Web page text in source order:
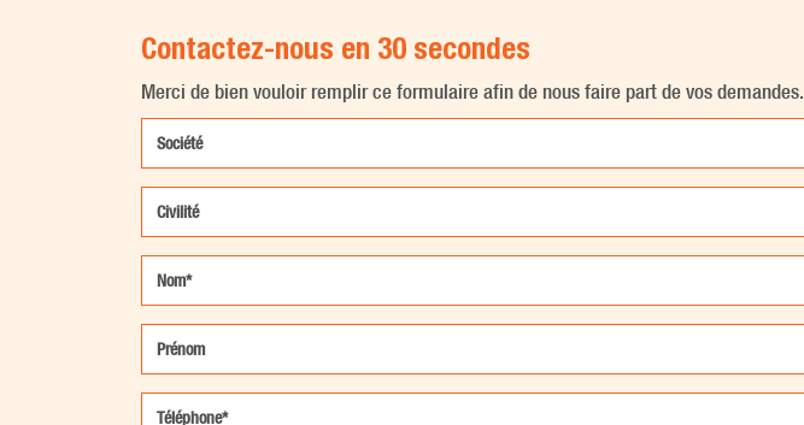
Contactez-nous en 30 secondes
Merci de bien vouloir remplir ce formulaire afin de nous faire part de vos demandes.